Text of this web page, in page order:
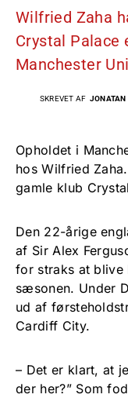
Wilfried Zaha
Crystal Palace
Manchester
SKREVET AF JONATAN
Opholdet i
hos Wilfried
gamle klub
Den 22-årige
af Sir Alex
for straks at blive
sæsonen. Under
ud af
Cardiff City.
– Det er klart, at
der her?” Som